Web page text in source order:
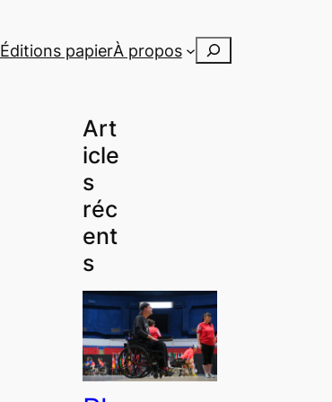
Éditions papierÀ propos Rechercher
Art
icle
s
réc
ent
s